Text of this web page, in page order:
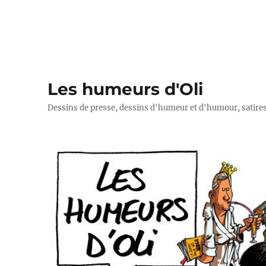
Les humeurs d'Oli
Dessins de presse, dessins d'humeur et d'humour,